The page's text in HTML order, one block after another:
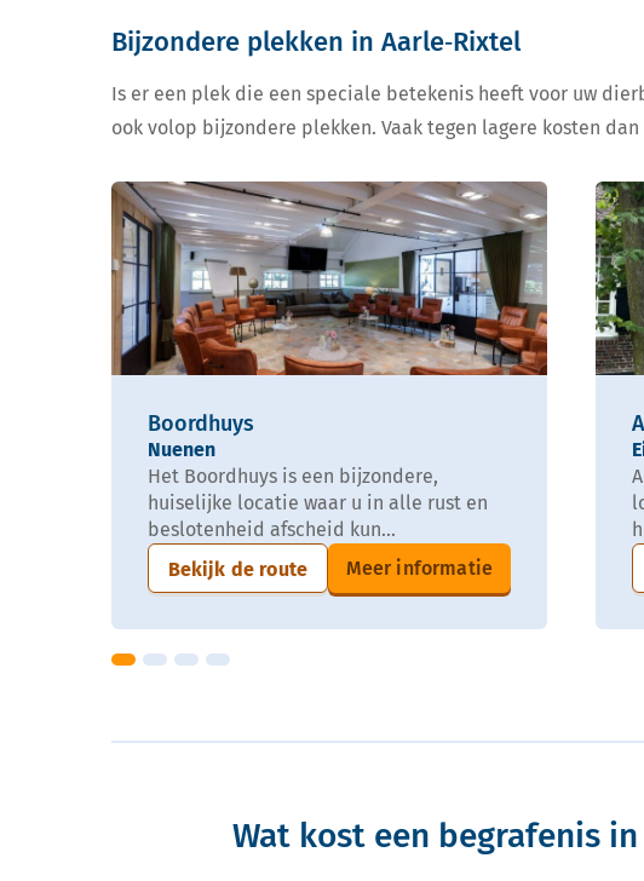
Bijzondere plekken in Aarle‑Rixtel
Is er een plek die een speciale betekenis heeft voor uw
ook volop bijzondere plekken. Vaak tegen lagere kosten
Boordhuys
Nuenen
Het Boordhuys is een bijzondere,
huiselijke locatie waar u in alle rust en
beslotenheid afscheid kun...
Bekijk de route
Meer informatie
Wat kost een begrafenis in